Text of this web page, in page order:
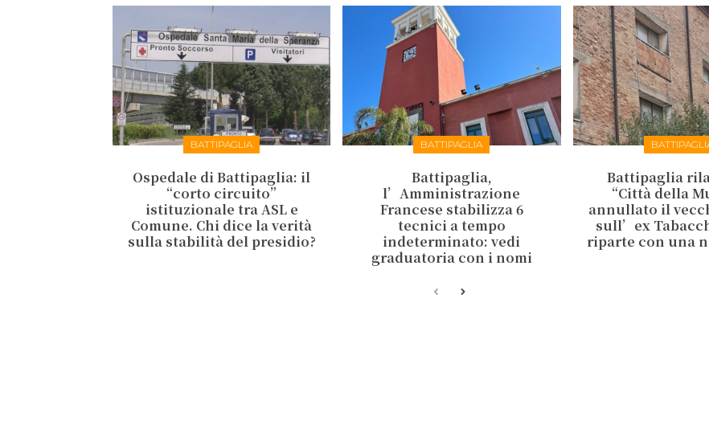
BATTIPAGLIA
Ospedale di Battipaglia: il
“corto circuito”
istituzionale tra ASL e
Comune. Chi dice la verità
sulla stabilità del presidio?
BATTIPAGLIA
Battipaglia,
l’Amministrazione
Francese stabilizza 6
tecnici a tempo
indeterminato: vedi
graduatoria con i nomi
Battipaglia
“Città della
annullato il
sull’ex
riparte con una